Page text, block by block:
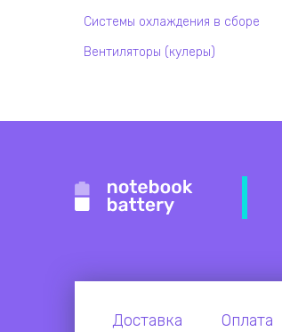
Системы охлаждения в сборе
Вентиляторы (кулеры)
Доставка Оплата